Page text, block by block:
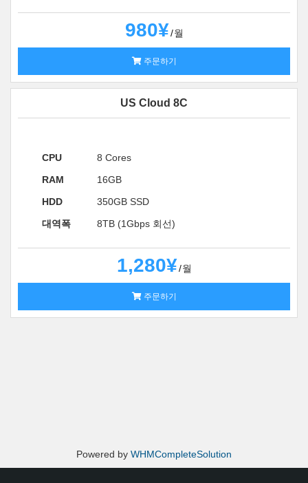
980¥월
주문하기
US Cloud 8C
CPU
8 Cores
RAM
16GB
HDD
350GB SSD
대역폭
8TB (1Gbps 회선)
1,280¥월
주문하기
Powered by WHMCompleteSolution